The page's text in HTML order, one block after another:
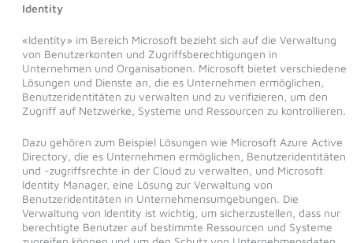
Identity
«Identity» im Bereich Microsoft bezieht sich auf die Verwaltung
von Benutzerkonten und Zugriffsberechtigungen in
Unternehmen und Organisationen. Microsoft bietet verschiedene
Lösungen und Dienste an, die es Unternehmen ermöglichen,
Benutzeridentitäten zu verwalten und zu verifizieren, um den
Zugriff auf Netzwerke, Systeme und Ressourcen zu kontrollieren.
Dazu gehören zum Beispiel Lösungen wie Microsoft Azure Active
Directory, die es Unternehmen ermöglichen, Benutzeridentitäten
und -zugriffsrechte in der Cloud zu verwalten, und Microsoft
Identity Manager, eine Lösung zur Verwaltung von
Benutzeridentitäten in Unternehmensumgebungen. Die
Verwaltung von Identity ist wichtig, um sicherzustellen, dass nur
berechtigte Benutzer auf bestimmte Ressourcen und Systeme